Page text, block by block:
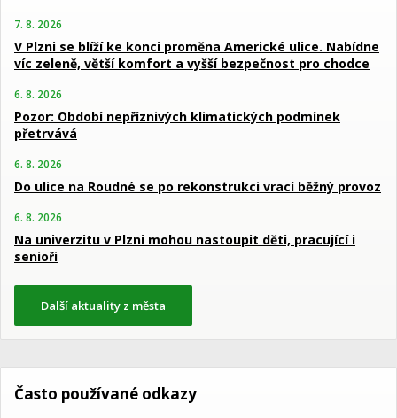
7. 8. 2026
V Plzni se blíží ke konci proměna Americké ulice. Nabídne
víc zeleně, větší komfort a vyšší bezpečnost pro chodce
6. 8. 2026
Pozor: Období nepříznivých klimatických podmínek
přetrvává
6. 8. 2026
Do ulice na Roudné se po rekonstrukci vrací běžný provoz
6. 8. 2026
Na univerzitu v Plzni mohou nastoupit děti, pracující i
senioři
Další aktuality z města
Často používané odkazy